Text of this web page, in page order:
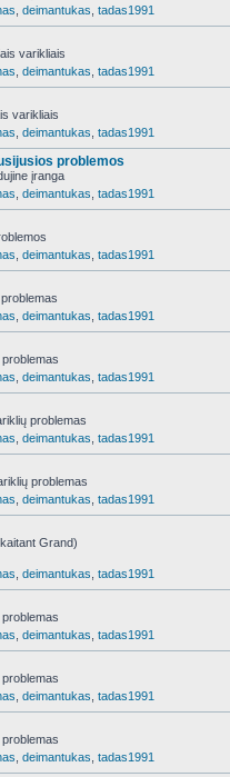
deimantukas tadas1991
varikliais
deimantukas tadas1991
varikliais
deimantukas tadas1991
problemos
įranga
deimantukas tadas1991
deimantukas tadas1991
deimantukas tadas1991
deimantukas tadas1991
problemas
deimantukas tadas1991
problemas
deimantukas tadas1991
Grand)
deimantukas tadas1991
deimantukas tadas1991
deimantukas tadas1991
deimantukas tadas1991